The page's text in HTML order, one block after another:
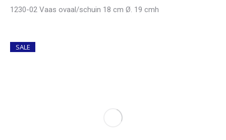
1230-02 Vaas ovaal/schuin 18 cm Ø. 19 cmh
SALE